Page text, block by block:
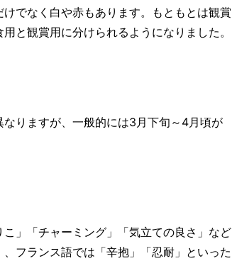
でなく白や赤もあります。もともとは観賞
と観賞用に分けられるようになりました。
りますが、一般的には3月下旬～4月頃が
」「チャーミング」「気立ての良さ」など
フランス語では「辛抱」「忍耐」といった